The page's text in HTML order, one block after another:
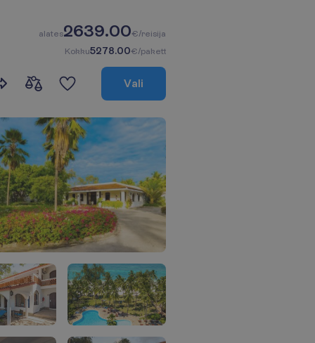
alates2639.00€/reisija
Kokku5278.00€/pakett
Vali